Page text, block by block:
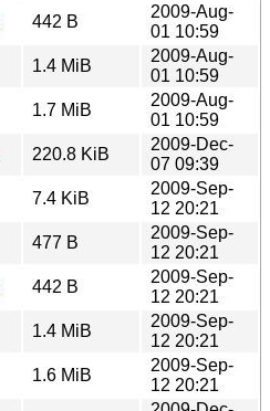
442 B
2009-Aug-
01 10:59
1.4 MiB
2009-Aug-
01 10:59
1.7 MiB
2009-Aug-
01 10:59
220.8 KiB
2009-Dec-
07 09:39
7.4 KiB
2009-Sep-
12 20:21
477 B
2009-Sep-
12 20:21
442 B
2009-Sep-
12 20:21
1.4 MiB
2009-Sep-
12 20:21
1.6 MiB
2009-Sep-
12 20:21